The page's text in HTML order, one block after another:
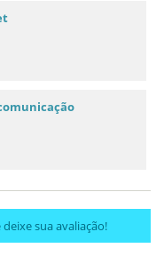
sua avaliação!